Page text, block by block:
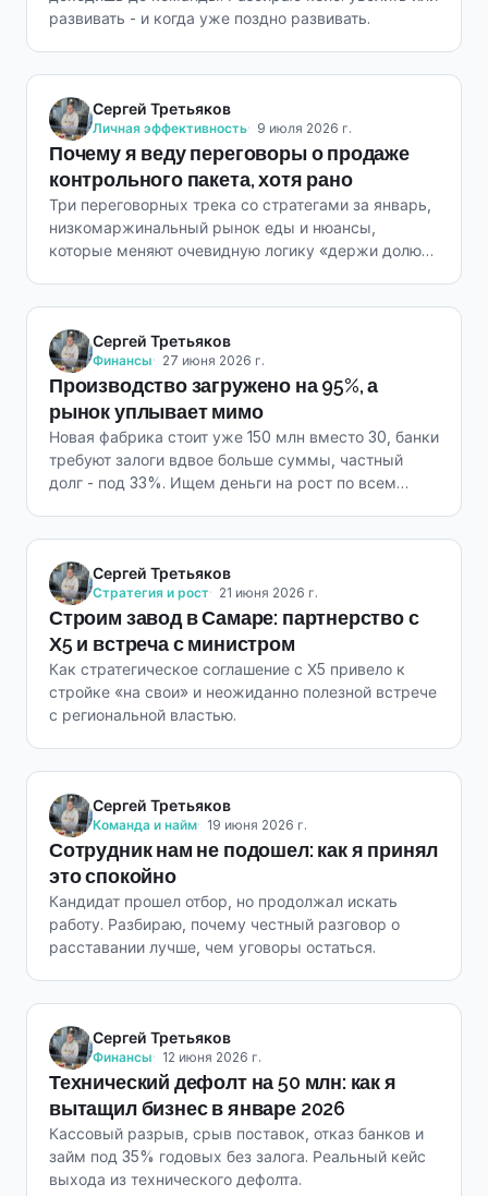
развивать - и когда уже поздно развивать.
Сергей Третьяков
Личная эффективность 9 июля 2026 г.
Почему я веду переговоры о продаже
контрольного пакета, хотя рано
Три переговорных трека со стратегами за январь,
низкомаржинальный рынок еды и нюансы,
которые меняют очевидную логику «держи долю
Сергей Третьяков
Финансы 27 июня 2026 г.
Производство загружено на 95%, а
рынок уплывает мимо
Новая фабрика стоит уже 150 млн вместо 30, банки
требуют залоги вдвое больше суммы, частный
долг - под 33%. Ищем деньги на рост по всем
Сергей Третьяков
Стратегия и рост 21 июня 2026 г.
Строим завод в Самаре: партнерство с
Х5 и встреча с министром
Как стратегическое соглашение с Х5 привело к
стройке «на свои» и неожиданно полезной встрече
с региональной властью.
Сергей Третьяков
Команда и найм 19 июня 2026 г.
Сотрудник нам не подошел: как я принял
это спокойно
Кандидат прошел отбор, но продолжал искать
работу. Разбираю, почему честный разговор о
расставании лучше, чем уговоры остаться.
Сергей Третьяков
Финансы 12 июня 2026 г.
Технический дефолт на 50 млн: как я
вытащил бизнес в январе 2026
Кассовый разрыв, срыв поставок, отказ банков и
займ под 35% годовых без залога. Реальный кейс
выхода из технического дефолта.